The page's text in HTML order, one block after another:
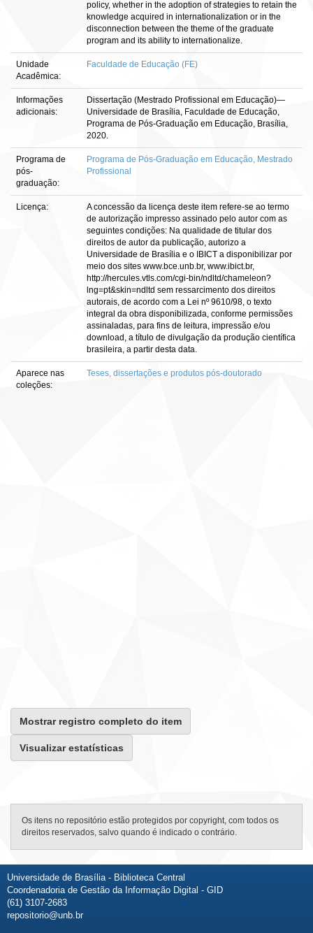
policy, whether in the adoption of strategies to retain the
knowledge acquired in internationalization or in the
disconnection between the theme of the graduate
program and its ability to internationalize.
Unidade
Acadêmica:
Faculdade de Educação (FE)
Informações
adicionais:
Dissertação (Mestrado Profissional em Educação)—
Universidade de Brasília, Faculdade de Educação,
Programa de Pós-Graduação em Educação, Brasília,
2020.
Programa de
pós-
graduação:
Programa de Pós-Graduação em Educação, Mestrado
Profissional
Licença:
A concessão da licença deste item refere-se ao termo
de autorização impresso assinado pelo autor com as
seguintes condições: Na qualidade de titular dos
direitos de autor da publicação, autorizo a
Universidade de Brasília e o IBICT a disponibilizar por
meio dos sites www.bce.unb.br, www.ibict.br,
http://hercules.vtls.com/cgi-bin/ndltd/chameleon?
lng=pt&skin=ndltd sem ressarcimento dos direitos
autorais, de acordo com a Lei nº 9610/98, o texto
integral da obra disponibilizada, conforme permissões
assinaladas, para fins de leitura, impressão e/ou
download, a título de divulgação da produção científica
brasileira, a partir desta data.
Aparece nas
coleções:
Teses, dissertações e produtos pós-doutorado
Mostrar registro completo do item
Visualizar estatísticas
Os itens no repositório estão protegidos por copyright, com todos os
direitos reservados, salvo quando é indicado o contrário.
Universidade de Brasília - Biblioteca Central
Coordenadoria de Gestão da Informação Digital - GID
(61) 3107-2683
repositorio@unb.br